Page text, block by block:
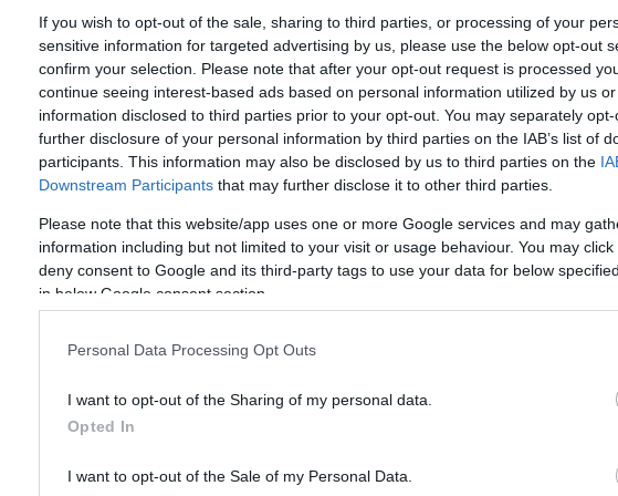
If you wish to opt-out of the sale, sharing to third parties, or processing of your
sensitive information for targeted advertising by us, please use the below opt-out
confirm your selection. Please note that after your opt-out request is processed
continue seeing interest-based ads based on personal information utilized by us
information disclosed to third parties prior to your opt-out. You may separately
further disclosure of your personal information by third parties on the IAB’s list of
participants. This information may also be disclosed by us to third parties on the
Downstream Participants that may further disclose it to other third parties.
Please note that this website/app uses one or more Google services and may
information including but not limited to your visit or usage behaviour. You may
deny consent to Google and its third-party tags to use your data for below
in below Google consent section.
Personal Data Processing Opt Outs
I want to opt-out of the Sharing of my personal data.
Opted In
I want to opt-out of the Sale of my Personal Data.
το Lykavitos.gr στο Google News
μάθετε πρώτοι όλες τις ειδήσεις